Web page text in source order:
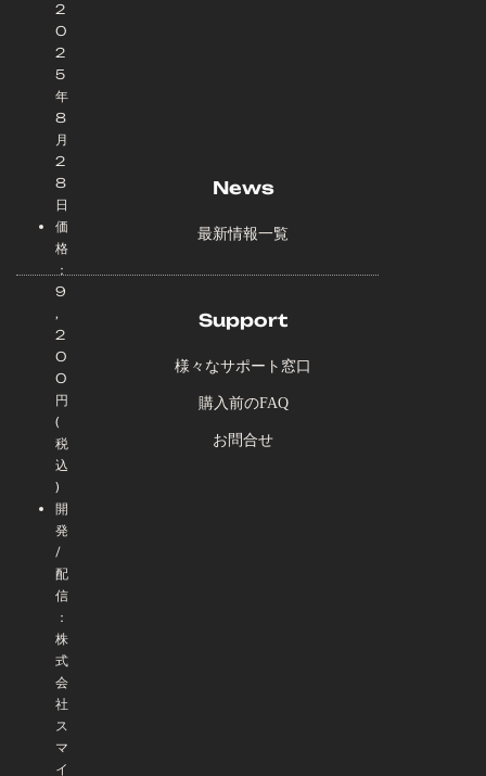
2
0
2
5
年
8
月
2
8
日
価
格
：
9
,
2
0
0
円
(
税
込
)
開
発
/
配
信
：
株
式
会
社
ス
マ
イ
News
最新情報一覧
Support
様々なサポート窓口
購入前のFAQ
お問合せ